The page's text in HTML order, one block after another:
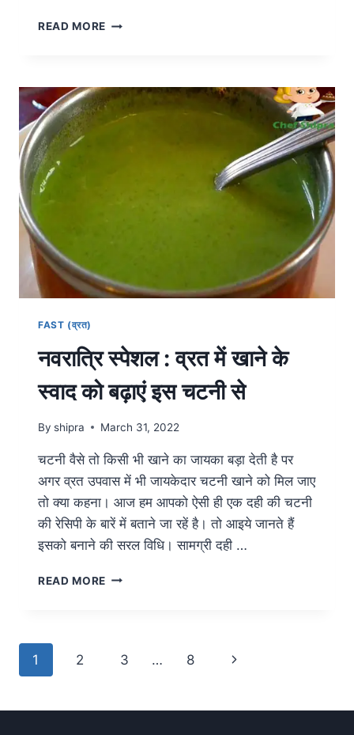
READ MORE
FAST (व्रत)
नवरात्रि स्पेशल : व्रत में खाने के
स्वाद को बढ़ाएं इस चटनी से
By shipra March 31, 2022
चटनी वैसे तो किसी भी खाने का जायका बड़ा देती है पर
अगर व्रत उपवास में भी जायकेदार चटनी खाने को मिल जाए
तो क्या कहना। आज हम आपको ऐसी ही एक दही की चटनी
की रेसिपी के बारें में बताने जा रहें है। तो आइये जानते हैं
इसको बनाने की सरल विधि। सामग्री दही …
READ MORE
1 2 3 … 8